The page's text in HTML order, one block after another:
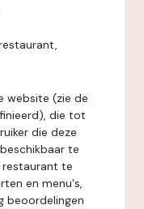
website (zie de
die tot
die deze
te
te
en menu's,
beoordelingen